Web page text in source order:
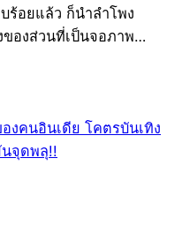
ร้อยแล้ว ก็นำลำโพง
องส่วนที่เป็นจอภาพ…